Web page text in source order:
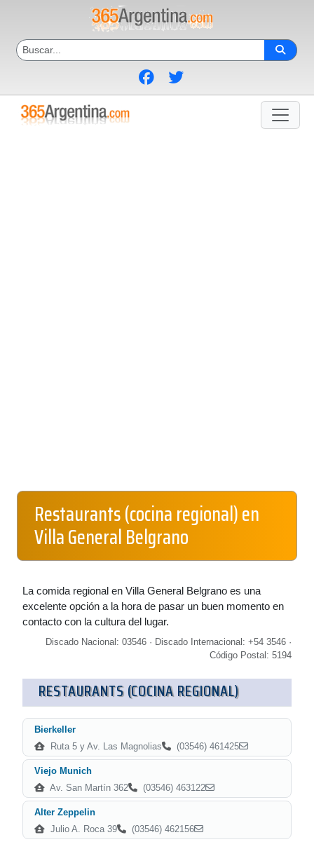
Restaurants (cocina regional) en
Villa General Belgrano
La comida regional en Villa General Belgrano es una
excelente opción a la hora de pasar un buen momento en
contacto con la cultura del lugar.
Discado Nacional: 03546 · Discado Internacional: +54 3546 ·
Código Postal: 5194
RESTAURANTS (COCINA REGIONAL)
Bierkeller
Ruta 5 y Av. Las Magnolias
(03546) 461425
Viejo Munich
Av. San Martín 362
(03546) 463122
Alter Zeppelin
Julio A. Roca 39
(03546) 462156